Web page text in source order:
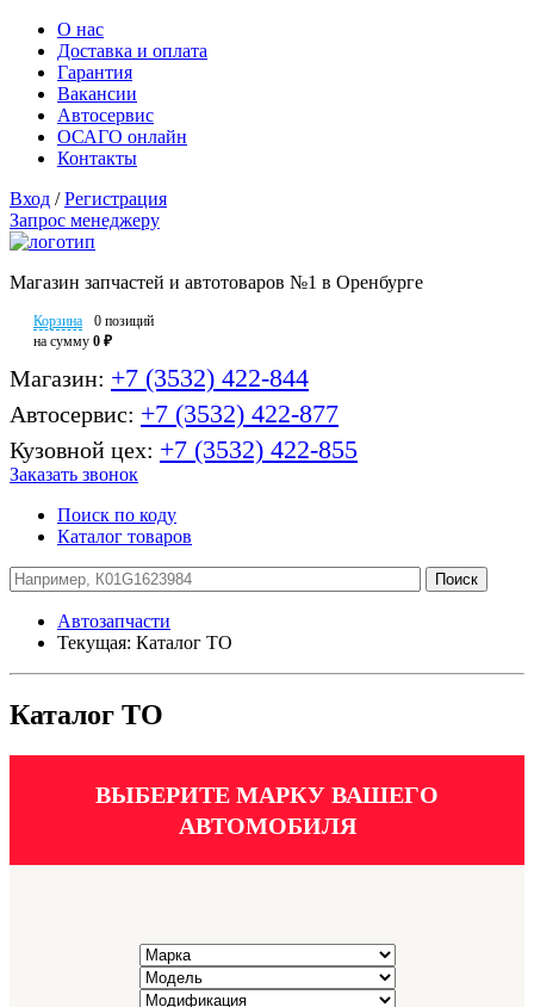
О нас
Доставка и оплата
Гарантия
Вакансии
Автосервис
ОСАГО онлайн
Контакты
Вход / Регистрация
Запрос менеджеру
Магазин запчастей и автотоваров №1 в Оренбурге
Корзина
0 позиций
на сумму 0 ₽
Магазин: +7 (3532) 422-844
Автосервис: +7 (3532) 422-877
Кузовной цех: +7 (3532) 422-855
Заказать звонок
Поиск по коду
Каталог товаров
Автозапчасти
Текущая: Каталог ТО
Каталог ТО
ВЫБЕРИТЕ МАРКУ ВАШЕГО
АВТОМОБИЛЯ